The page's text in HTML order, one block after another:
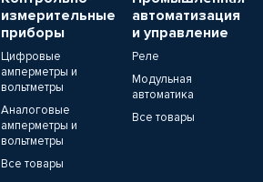
измерительные
приборы
Цифровые
амперметры и
вольтметры
Аналоговые
амперметры и
вольтметры
Все товары
автоматизация
и управление
Реле
Модульная
автоматика
Все товары